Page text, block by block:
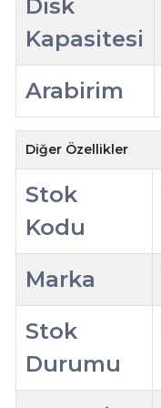
Disk
Kapasitesi
Arabirim
Diğer Özellikler
Stok
Kodu
Marka
Stok
Durumu